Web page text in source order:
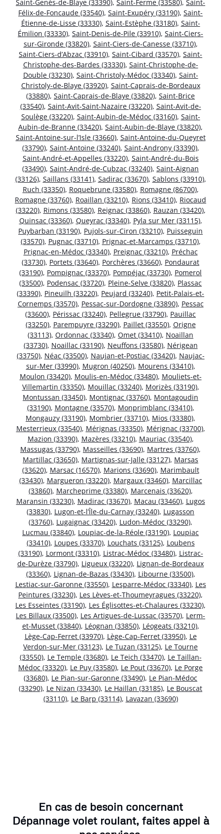
Saint-Genès-de-Blaye (33390), Saint-Ferme (33580), Saint-
Félix-de-Foncaude (33540), Saint-Exupéry (33190), Saint-
Étienne-de-Lisse (33330), Saint-Estèphe (33180), Saint-
Émilion (33330), Saint-Denis-de-Pile (33910), Saint-Ciers-
sur-Gironde (33820), Saint-Ciers-de-Canesse (33710),
Saint-Ciers-d’Abzac (33910), Saint-Cibard (33570), Saint-
Christophe-des-Bardes (33330), Saint-Christophe-de-
Double (33230), Saint-Christoly-Médoc (33340), Saint-
Christoly-de-Blaye (33920), Saint-Caprais-de-Bordeaux
(33880), Saint-Caprais-de-Blaye (33820), Saint-Brice
(33540), Saint-Avit-Saint-Nazaire (33220), Saint-Avit-de-
Soulège (33220), Saint-Aubin-de-Médoc (33160), Saint-
Aubin-de-Branne (33420), Saint-Aubin-de-Blaye (33820),
Saint-Antoine-sur-l’Isle (33660), Saint-Antoine-du-Queyret
(33790), Saint-Antoine (33240), Saint-Androny (33390),
Saint-André-et-Appelles (33220), Saint-André-du-Bois
(33490), Saint-André-de-Cubzac (33240), Saint-Aignan
(33126), Saillans (33141), Sadirac (33670), Sablons (33910),
Ruch (33350), Roquebrune (33580), Romagne (86700),
Romagne (33760), Roaillan (33210), Rions (33410), Riocaud
(33220), Rimons (33580), Reignac (33860), Rauzan (33420),
Quinsac (33360), Queyrac (33340), Pyla sur Mer (33115),
Puybarban (33190), Pujols-sur-Ciron (33210), Puisseguin
(33570), Pugnac (33710), Prignac-et-Marcamps (33710),
Prignac-en-Médoc (33340), Preignac (33210), Préchac
(33730), Portets (33640), Porchères (33660), Pondaurat
(33190), Pompignac (33370), Pompéjac (33730), Pomerol
(33500), Podensac (33720), Pleine-Selve (33820), Plassac
(33390), Pineuilh (33220), Peujard (33240), Petit-Palais-et-
Cornemps (33570), Pessac-sur-Dordogne (33890), Pessac
(33600), Périssac (33240), Pellegrue (33790), Pauillac
(33250), Parempuyre (33290), Paillet (33550), Origne
(33113), Ordonnac (33340), Omet (33410), Noaillan
(33730), Noaillac (33190), Neuffons (33580), Nérigean
(33750), Néac (33500), Naujan-et-Postiac (33420), Naujac-
sur-Mer (33990), Mugron (40250), Mourens (33410),
Moulon (33420), Moulis-en-Médoc (33480), Mouliets-et-
Villemartin (33350), Mouillac (33240), Morizès (33190),
Montussan (33450), Montignac (33760), Montagoudin
(33190), Montagne (33570), Monprimblanc (33410),
Mongauzy (33190), Mombrier (33710), Mios (33380),
Mesterrieux (33540), Mérignas (33350), Mérignac (33700),
Mazion (33390), Mazères (33210), Mauriac (33540),
Massugas (33790), Masseilles (33690), Martres (33760),
Martillac (33650), Martignas-sur-Jalle (33127), Marsas
(33620), Marsac (16570), Marions (33690), Marimbault
(33430), Margueron (33220), Margaux (33460), Marcillac
(33860), Marcheprime (33380), Marcenais (33620),
Maransin (33230), Madirac (33670), Macau (33460), Lugos
(33830), Lugon-et-l’Île-du-Carnay (33240), Lugasson
(33760), Lugaignac (33420), Ludon-Médoc (33290),
Lucmau (33840), Loupiac-de-la-Réole (33190), Loupiac
(33410), Loupes (33370), Louchats (33125), Loubens
(33190), Lormont (33310), Listrac-Médoc (33480), Listrac-
de-Durèze (33790), Ligueux (33220), Lignan-de-Bordeaux
(33360), Lignan-de-Bazas (33430), Libourne (33500),
Lestiac-sur-Garonne (33550), Lesparre-Médoc (33340), Les
Peintures (33230), Les Lèves-et-Thoumeyragues (33220),
Les Esseintes (33190), Les Églisottes-et-Chalaures (33230),
Les Billaux (33500), Les Artigues-de-Lussac (33570), Lerm-
et-Musset (33840), Léognan (33850), Léogeats (33210),
Lège-Cap-Ferret (33970), Lège-Cap-Ferret (33950), Le
Verdon-sur-Mer (33123), Le Tuzan (33125), Le Tourne
(33550), Le Temple (33680), Le Teich (33470), Le Taillan-
Médoc (33320), Le Puy (33580), Le Pout (33670), Le Porge
(33680), Le Pian-sur-Garonne (33490), Le Pian-Médoc
(33290), Le Nizan (33430), Le Haillan (33185), Le Bouscat
(33110), Le Barp (33114), Lavazan (33690)
En cas de besoin concernant
Dépannage volet roulant, faites appel à